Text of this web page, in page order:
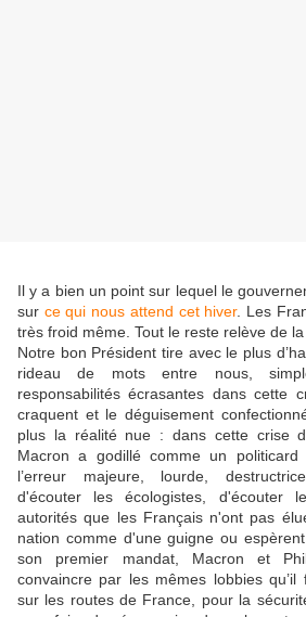
Il y a bien un point sur lequel le
sur ce qui nous attend cet hiver. Les
très froid même. Tout le reste relève de la
Notre bon Président tire avec le plus
rideau de mots entre nous,
responsabilités écrasantes dans cette
craquent et le déguisement
plus la réalité nue : dans cette crise
Macron a godillé comme un
l’erreur majeure, lourde,
d'écouter les écologistes, d'écouter
autorités que les Français n'ont pas
nation comme d'une guigne ou
son premier mandat, Macron et
convaincre par les mêmes lobbies
sur les routes de France, pour la